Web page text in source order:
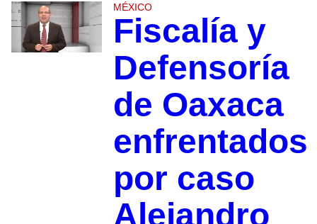
MÉXICO
Fiscalía y
Defensoría
de Oaxaca
enfrentados
por caso
Alejandro